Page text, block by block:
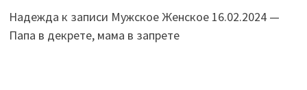
Надежда к записи Мужское Женское 16.02.2024 —
Папа в декрете, мама в запрете